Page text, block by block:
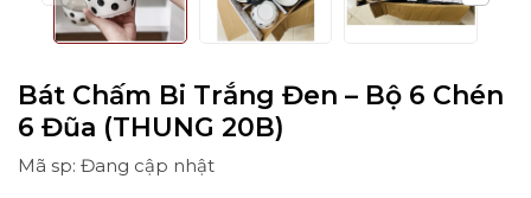
Bát Chấm Bi Trắng Đen – Bộ 6 Chén
6 Đũa (THUNG 20B)
Mã sp: Đang cập nhật